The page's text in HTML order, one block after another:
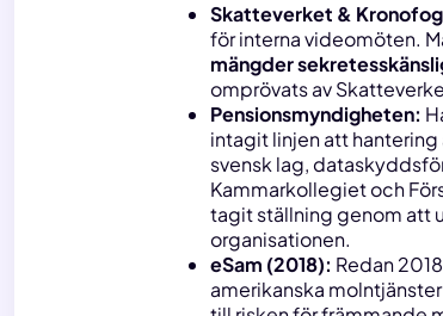
Skatteverket &
för interna videomöten.
mängder
omprövats av
Pensionsmyndigheten:
intagit linjen att
svensk lag,
Kammarkollegiet och
tagit ställning genom att
organisationen.
eSam (2018): Redan
amerikanska